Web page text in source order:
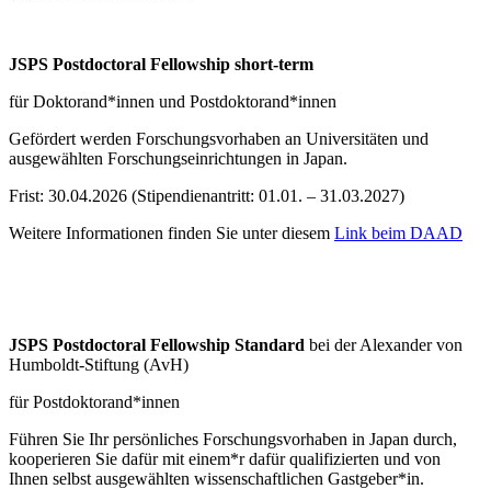
JSPS Postdoctoral Fellowship short-term
für Doktorand*innen und Postdoktorand*innen
Gefördert werden Forschungsvorhaben an Universitäten und
ausgewählten Forschungseinrichtungen in Japan.
Frist: 30.04.2026 (Stipendienantritt: 01.01. – 31.03.2027)
Weitere Informationen finden Sie unter diesem Link beim DAAD
JSPS Postdoctoral Fellowship Standard bei der Alexander von
Humboldt-Stiftung (AvH)
für Postdoktorand*innen
Führen Sie Ihr persönliches Forschungsvorhaben in Japan durch,
kooperieren Sie dafür mit einem*r dafür qualifizierten und von
Ihnen selbst ausgewählten wissenschaftlichen Gastgeber*in.